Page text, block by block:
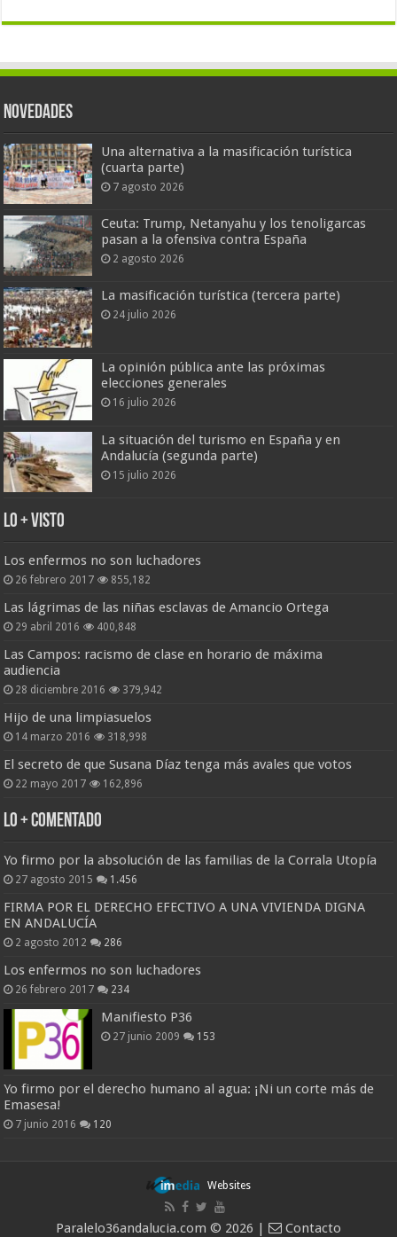
Novedades
Una alternativa a la masificación turística
(cuarta parte)
7 agosto 2026
Ceuta: Trump, Netanyahu y los tenoligarcas
pasan a la ofensiva contra España
2 agosto 2026
La masificación turística (tercera parte)
24 julio 2026
La opinión pública ante las próximas
elecciones generales
16 julio 2026
La situación del turismo en España y en
Andalucía (segunda parte)
15 julio 2026
Lo + Visto
Los enfermos no son luchadores
26 febrero 2017 855,182
Las lágrimas de las niñas esclavas de Amancio Ortega
29 abril 2016 400,848
Las Campos: racismo de clase en horario de máxima
audiencia
28 diciembre 2016 379,942
Hijo de una limpiasuelos
14 marzo 2016 318,998
El secreto de que Susana Díaz tenga más avales que votos
22 mayo 2017 162,896
Lo + Comentado
Yo firmo por la absolución de las familias de la Corrala Utopía
27 agosto 2015 1.456
FIRMA POR EL DERECHO EFECTIVO A UNA VIVIENDA DIGNA
EN ANDALUCÍA
2 agosto 2012 286
Los enfermos no son luchadores
26 febrero 2017 234
Manifiesto P36
27 junio 2009 153
Yo firmo por el derecho humano al agua: ¡Ni un corte más de
Emasesa!
7 junio 2016 120
Websites
Paralelo36andalucia.com © 2026 | Contacto